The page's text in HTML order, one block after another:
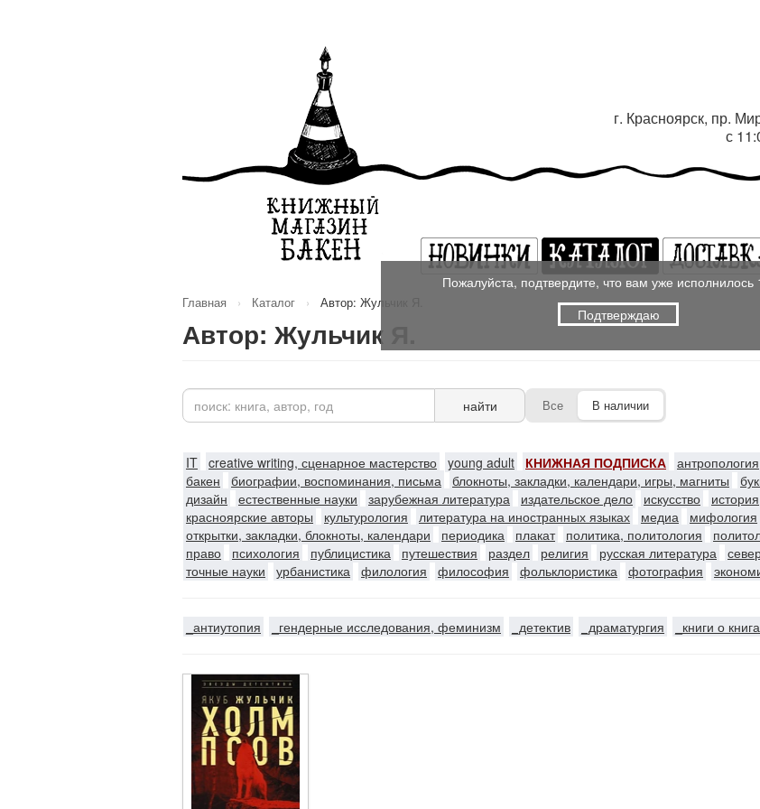
г. Красноярск, пр.
с
Главная › Каталог › Автор: Жульчик Я.
Автор: Жульчик Я.
найти Все В наличии
IT creative writing, сценарное мастерство young adult КНИЖНАЯ ПОДПИСКА
бакен
биографии, воспоминания, письма блокноты, закладки, календари, игры, магниты
дизайн
естественные науки зарубежная литература издательское дело искусство история
красноярские авторы
культурология литература на иностранных языках медиа мифология
открытки, закладки, блокноты, календари
периодика плакат политика, политология
право
психология публицистика путешествия раздел религия русская литература
точные науки
урбанистика филология философия фольклористика фотография
_антиутопия _гендерные исследования, феминизм _детектив _драматургия _книги о
Пожалуйста, подтвердите, что вам уже исполнилось
Подтверждаю